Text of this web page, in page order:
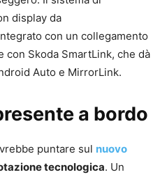
display da
con un collegamento
Skoda SmartLink, che dà
Auto e MirrorLink.
a bordo
puntare sul nuovo
tecnologica. Un